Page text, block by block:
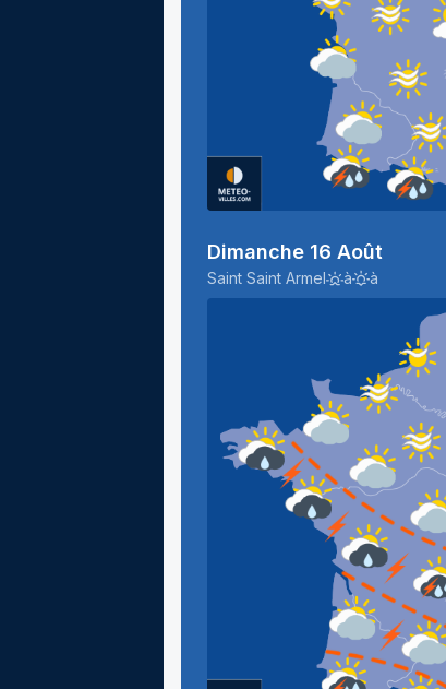
Dimanche 16 Août
Saint Saint ArmelLevé du soleil
à Couché du
à